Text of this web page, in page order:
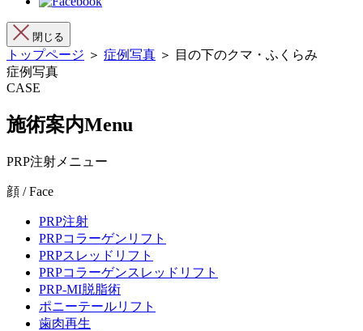
閉じる
トップページ ＞ 症例写真 ＞ 目の下のクマ・ふくらみ
症例写真
CASE
施術案内Menu
PRP注射メニュー
顔 / Face
PRP注射
PRPコラーゲンリフト
PRPスレッドリフト
PRPコラーゲンスレッドリフト
PRP-MI脱脂術
ポニーテールリフト
歯肉再生